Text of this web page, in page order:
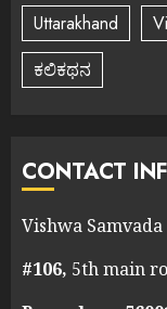
Uttarakhand
ಕಲಿಕಥನ
CONTACT
Vishwa
#106, 5th main